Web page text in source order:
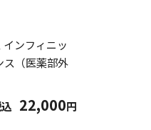
ンフィニッ
ス（医薬部外
22,000円